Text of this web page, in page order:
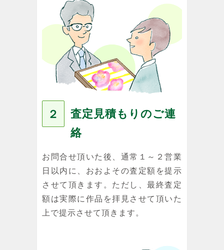
２
査定見積もりのご連
絡
お問合せ頂いた後、通常１～２営業
日以内に、おおよその査定額を提示
させて頂きます。ただし、最終査定
額は実際に作品を拝見させて頂いた
上で提示させて頂きます。